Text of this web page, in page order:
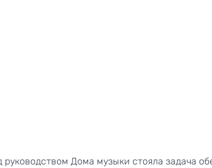
Дома музыки стояла задача